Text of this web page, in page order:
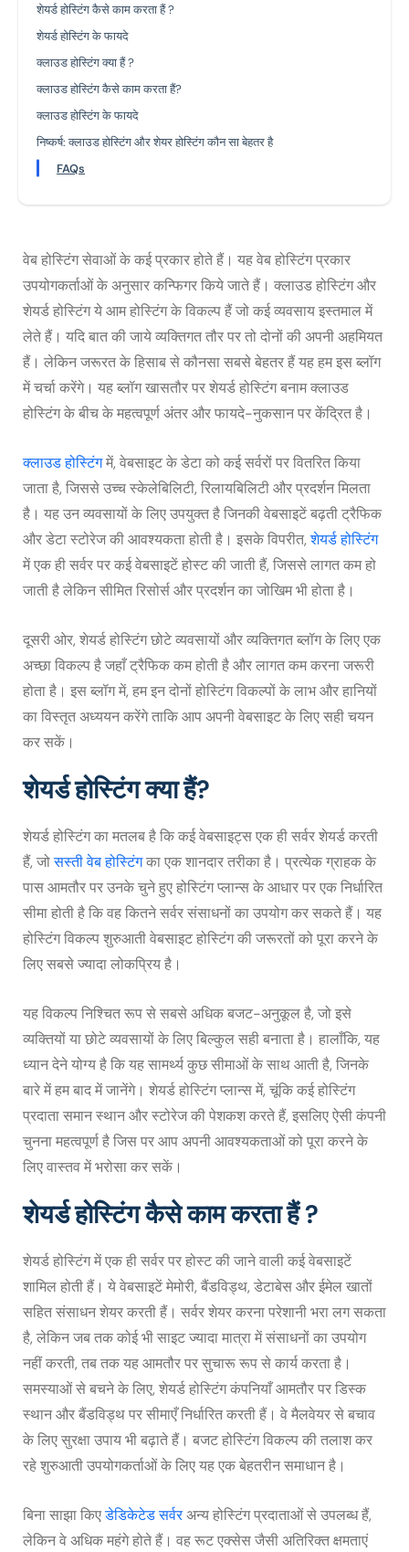
शेयर्ड होस्टिंग कैसे काम करता हैं ?
शेयर्ड होस्टिंग के फायदे
क्लाउड होस्टिंग क्या हैं ?
क्लाउड होस्टिंग कैसे काम करता हैं?
क्लाउड होस्टिंग के फायदे
निष्कर्ष: क्लाउड होस्टिंग और शेयर होस्टिंग कौन सा बेहतर है
FAQs
वेब होस्टिंग सेवाओं के कई प्रकार होते हैं। यह वेब होस्टिंग प्रकार
उपयोगकर्ताओं के अनुसार कन्फिगर किये जाते हैं। क्लाउड होस्टिंग और
शेयर्ड होस्टिंग ये आम होस्टिंग के विकल्प हैं जो कई व्यवसाय इस्तमाल में
लेते हैं। यदि बात की जाये व्यक्तिगत तौर पर तो दोनों की अपनी अहमियत
हैं। लेकिन जरूरत के हिसाब से कौनसा सबसे बेहतर हैं यह हम इस ब्लॉग
में चर्चा करेंगे। यह ब्लॉग खासतौर पर शेयर्ड होस्टिंग बनाम क्लाउड
होस्टिंग के बीच के महत्वपूर्ण अंतर और फायदे-नुकसान पर केंद्रित है।
क्लाउड होस्टिंगमें, वेबसाइट के डेटा को कई सर्वरों पर वितरित किया
जाता है, जिससे उच्च स्केलेबिलिटी, रिलायबिलिटी और प्रदर्शन मिलता
है। यह उन व्यवसायों के लिए उपयुक्त है जिनकी वेबसाइटें बढ़ती ट्रैफिक
और डेटा स्टोरेज की आवश्यकता होती है। इसके विपरीत,शेयर्ड होस्टिंग
में एक ही सर्वर पर कई वेबसाइटें होस्ट की जाती हैं, जिससे लागत कम हो
जाती है लेकिन सीमित रिसोर्स और प्रदर्शन का जोखिम भी होता है।
दूसरी ओर, शेयर्ड होस्टिंग छोटे व्यवसायों और व्यक्तिगत ब्लॉग के लिए एक
अच्छा विकल्प है जहाँ ट्रैफिक कम होती है और लागत कम करना जरूरी
होता है। इस ब्लॉग में, हम इन दोनों होस्टिंग विकल्पों के लाभ और हानियों
का विस्तृत अध्ययन करेंगे ताकि आप अपनी वेबसाइट के लिए सही चयन
कर सकें।
शेयर्ड होस्टिंग क्या हैं?
शेयर्ड होस्टिंग का मतलब है कि कई वेबसाइट्स एक ही सर्वर शेयर्ड करती
हैं, जोसस्ती वेब होस्टिंगका एक शानदार तरीका है। प्रत्येक ग्राहक के
पास आमतौर पर उनके चुने हुए होस्टिंग प्लान्स के आधार पर एक निर्धारित
सीमा होती है कि वह कितने सर्वर संसाधनों का उपयोग कर सकते हैं। यह
होस्टिंग विकल्प शुरुआती वेबसाइट होस्टिंग की जरूरतों को पूरा करने के
लिए सबसे ज्यादा लोकप्रिय है।
यह विकल्प निश्चित रूप से सबसे अधिक बजट-अनुकूल है, जो इसे
व्यक्तियों या छोटे व्यवसायों के लिए बिल्कुल सही बनाता है। हालाँकि, यह
ध्यान देने योग्य है कि यह सामर्थ्य कुछ सीमाओं के साथ आती है, जिनके
बारे में हम बाद में जानेंगे। शेयर्ड होस्टिंग प्लान्स में, चूंकि कई होस्टिंग
प्रदाता समान स्थान और स्टोरेज की पेशकश करते हैं, इसलिए ऐसी कंपनी
चुनना महत्वपूर्ण है जिस पर आप अपनी आवश्यकताओं को पूरा करने के
लिए वास्तव में भरोसा कर सकें।
शेयर्ड होस्टिंग कैसे काम करता हैं ?
शेयर्ड होस्टिंग में एक ही सर्वर पर होस्ट की जाने वाली कई वेबसाइटें
शामिल होती हैं। ये वेबसाइटें मेमोरी, बैंडविड्थ, डेटाबेस और ईमेल खातों
सहित संसाधन शेयर करती हैं। सर्वर शेयर करना परेशानी भरा लग सकता
है, लेकिन जब तक कोई भी साइट ज्यादा मात्रा में संसाधनों का उपयोग
नहीं करती, तब तक यह आमतौर पर सुचारू रूप से कार्य करता है।
समस्याओं से बचने के लिए, शेयर्ड होस्टिंग कंपनियाँ आमतौर पर डिस्क
स्थान और बैंडविड्थ पर सीमाएँ निर्धारित करती हैं। वे मैलवेयर से बचाव
के लिए सुरक्षा उपाय भी बढ़ाते हैं। बजट होस्टिंग विकल्प की तलाश कर
रहे शुरुआती उपयोगकर्ताओं के लिए यह एक बेहतरीन समाधान है।
बिना साझा किएडेडिकेटेड सर्वरअन्य होस्टिंग प्रदाताओं से उपलब्ध हैं,
लेकिन वे अधिक महंगे होते हैं। वह रूट एक्सेस जैसी अतिरिक्त क्षमताएं